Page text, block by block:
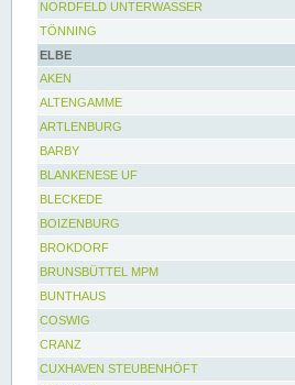
NORDFELD UNTERWASSER
TÖNNING
ELBE
AKEN
ALTENGAMME
ARTLENBURG
BARBY
BLANKENESE UF
BLECKEDE
BOIZENBURG
BROKDORF
BRUNSBÜTTEL MPM
BUNTHAUS
COSWIG
CRANZ
CUXHAVEN STEUBENHÖFT